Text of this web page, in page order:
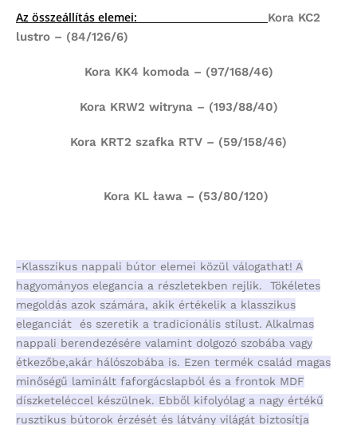
Az összeállítás elemei: Kora KC2
lustro – (84/126/6)
Kora KK4 komoda – (97/168/46)
Kora KRW2 witryna – (193/88/40)
Kora KRT2 szafka RTV – (59/158/46)
Kora KL ława – (53/80/120)
-Klasszikus nappali bútor elemei közül válogathat! A
hagyományos elegancia a részletekben rejlik. Tökéletes
megoldás azok számára, akik értékelik a klasszikus
eleganciát és szeretik a tradicionális stílust. Alkalmas
nappali berendezésére valamint dolgozó szobába vagy
étkezőbe,akár hálószobába is. Ezen termék család magas
minőségű laminált faforgácslapból és a frontok MDF
díszketeléccel készülnek. Ebből kifolyólag a nagy értékű
rusztikus bútorok érzését és látvány világát biztosítja